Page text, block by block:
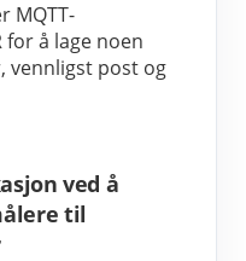
MQTT-
for å lage noen
vennligst post og
ved å
til